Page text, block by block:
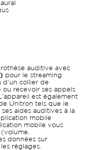
auditive avec
pour le streaming
d’un collier de
ou recevoir ses appels
est également
Unitron tels que le
aides auditives à la
mobile
mobile vous
données sur
réglages.